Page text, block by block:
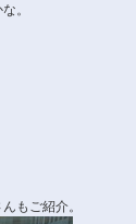
。
もご紹介。